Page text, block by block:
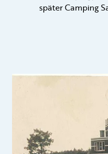
später Camping